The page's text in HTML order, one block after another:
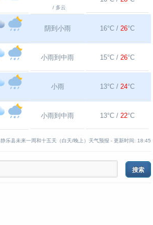
/ 多云
阴到小雨 16°C / 26°C
小雨到中雨 15°C / 26°C
小雨 13°C / 24°C
小雨到中雨 13°C / 22°C
静乐县未来一周和十五天（白天/晚上）天气预报 - 更新时间: 18:45